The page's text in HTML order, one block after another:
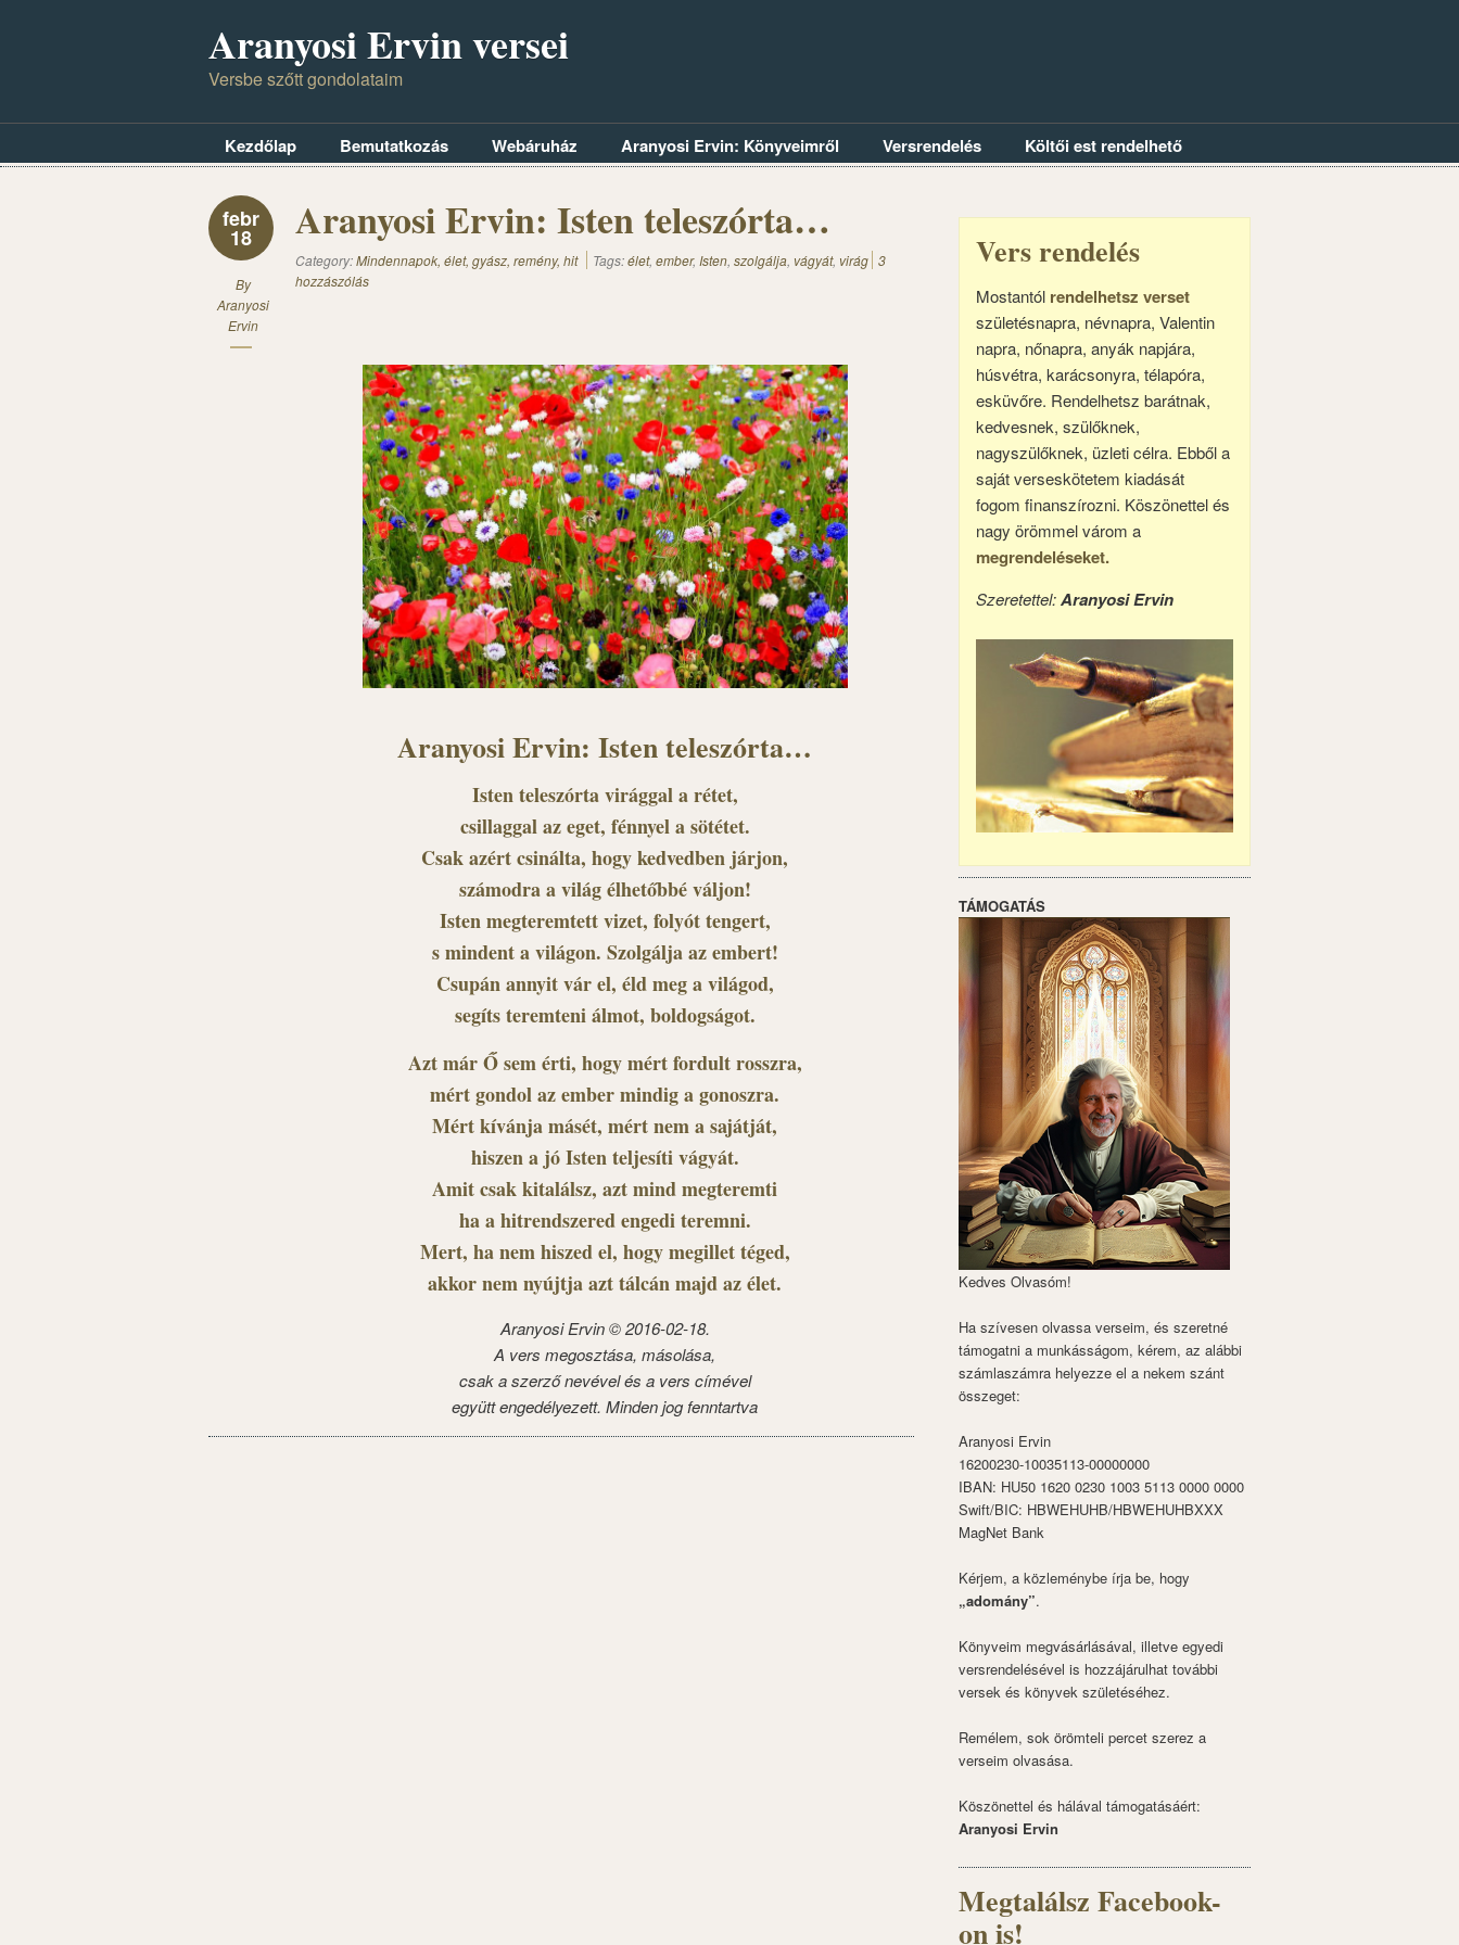
Aranyosi Ervin versei
Versbe szőtt gondolataim
Kezdőlap Bemutatkozás Webáruház Aranyosi Ervin: Könyveimről Versrendelés Költői est rendelhető
febr
18
By
Aranyosi
Ervin
Aranyosi Ervin: Isten teleszórta…
Category:Mindennapok, élet, gyász, remény, hit Tags:élet, ember, Isten, szolgálja, vágyát, virág 3
hozzászólás
Aranyosi Ervin: Isten teleszórta…
Isten teleszórta virággal a rétet,
csillaggal az eget, fénnyel a sötétet.
Csak azért csinálta, hogy kedvedben járjon,
számodra a világ élhetőbbé váljon!
Isten megteremtett vizet, folyót tengert,
s mindent a világon. Szolgálja az embert!
Csupán annyit vár el, éld meg a világod,
segíts teremteni álmot, boldogságot.
Azt már Ő sem érti, hogy mért fordult rosszra,
mért gondol az ember mindig a gonoszra.
Mért kívánja másét, mért nem a sajátját,
hiszen a jó Isten teljesíti vágyát.
Amit csak kitalálsz, azt mind megteremti
ha a hitrendszered engedi teremni.
Mert, ha nem hiszed el, hogy megillet téged,
akkor nem nyújtja azt tálcán majd az élet.
Aranyosi Ervin © 2016-02-18.
A vers megosztása, másolása,
csak a szerző nevével és a vers címével
együtt engedélyezett. Minden jog fenntartva
Vers rendelés
Mostantól rendelhetsz verset
születésnapra, névnapra, Valentin
napra, nőnapra, anyák napjára,
húsvétra, karácsonyra, télapóra,
esküvőre. Rendelhetsz barátnak,
kedvesnek, szülőknek,
nagyszülőknek, üzleti célra. Ebből a
saját verseskötetem kiadását
fogom finanszírozni. Köszönettel és
nagy örömmel várom a
megrendeléseket.
Szeretettel:Aranyosi Ervin
TÁMOGATÁS
Kedves Olvasóm!
Ha szívesen olvassa verseim, és szeretné
támogatni a munkásságom, kérem, az alábbi
számlaszámra helyezze el a nekem szánt
összeget:
Aranyosi Ervin
16200230-10035113-00000000
IBAN: HU50 1620 0230 1003 5113 0000 0000
Swift/BIC: HBWEHUHB/HBWEHUHBXXX
MagNet Bank
Kérjem, a közleménybe írja be, hogy
„adomány”.
Könyveim megvásárlásával, illetve egyedi
versrendelésével is hozzájárulhat további
versek és könyvek születéséhez.
Remélem, sok örömteli percet szerez a
verseim olvasása.
Köszönettel és hálával támogatásáért:
Aranyosi Ervin
Megtalálsz Facebook-
on is!